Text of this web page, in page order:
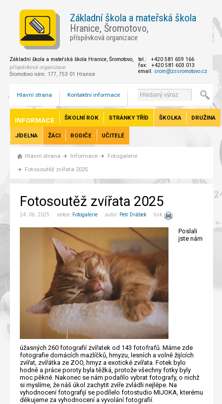
Základní škola a mateřská škola
Hranice, Šromotovo,
příspěvková organizace
Základní škola a mateřská škola Hranice, Šromotovo,
příspěvková organizace
Šromotovo nám. 177, 753 01 Hranice
tel.: +420 581 659 166
fax: +420 581 603 013
email: srom@zssromotovo.cz
Hlavní strana Kontaktní informace
INFORMACE ŠKOLNÍ ROK STRÁNKY TŘÍD ŠKOLKA DRUŽINA
JÍDELNA ŽÁCI RODIČE UČITELÉ
Hlavní strana Informace
Fotogalerie
Fotosoutěž zvířata 2025
Fotosoutěž zvířata 2025
24. 06. 2025 sekce: Fotogalerie autor: Petr Drábek tisk:
Poslali
jste nám
úžasných 260 fotografií zvířatek od 143 fotofrafů. Máme zde
fotografie domácích mazlíčků, hmyzu, lesních a volně žijících
zvířat, zvířátka ze ZOO, hmyz a exotické zvířata. Fotek bylo
hodně a práce poroty byla těžká, protože všechny fotky byly
moc pěkné. Nakonec se nám podařilo vybrat fotografy, o nichž
si myslíme, že náš úkol zachytit zvíře zvládli nejlépe. Na
vyhodnocení fotografijí se podílelo fotostudio MIJOKA, kterému
děkujeme za vyhodnocení a vyvolání fotografií.